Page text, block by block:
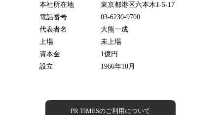
本社所在地
東京都港区六本木1-5-17
電話番号
03-6230-9700
代表者名
大熊一成
上場
未上場
資本金
1億円
設立
1966年10月
PR TIMESのご利用について